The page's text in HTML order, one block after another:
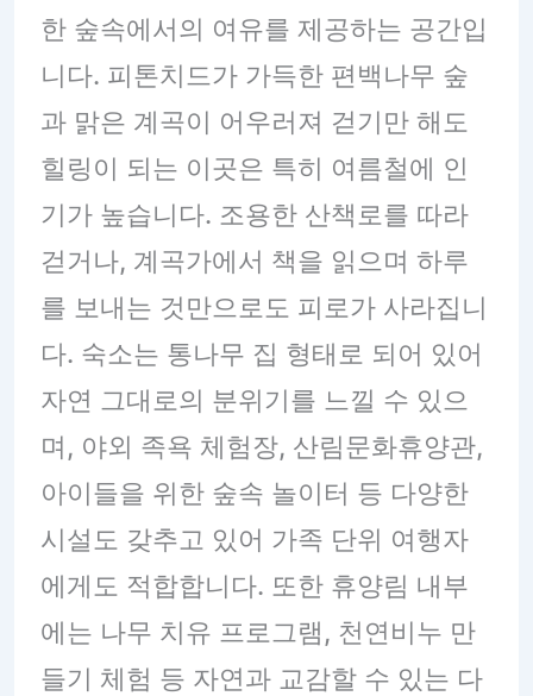
한 숲속에서의 여유를 제공하는 공간입
니다. 피톤치드가 가득한 편백나무 숲
과 맑은 계곡이 어우러져 걷기만 해도
힐링이 되는 이곳은 특히 여름철에 인
기가 높습니다. 조용한 산책로를 따라
걷거나, 계곡가에서 책을 읽으며 하루
를 보내는 것만으로도 피로가 사라집니
다. 숙소는 통나무 집 형태로 되어 있어
자연 그대로의 분위기를 느낄 수 있으
며, 야외 족욕 체험장, 산림문화휴양관,
아이들을 위한 숲속 놀이터 등 다양한
시설도 갖추고 있어 가족 단위 여행자
에게도 적합합니다. 또한 휴양림 내부
에는 나무 치유 프로그램, 천연비누 만
들기 체험 등 자연과 교감할 수 있는 다